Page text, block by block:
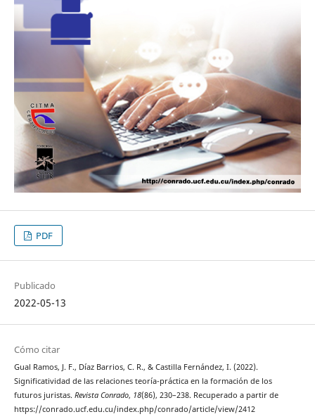
PDF
Publicado
2022-05-13
Cómo citar
Gual Ramos, J. F., Díaz Barrios, C. R., & Castilla Fernández, I. (2022).
Significatividad de las relaciones teoría-práctica en la formación de los
futuros juristas. Revista Conrado, 18(86), 230–238. Recuperado a partir de
https://conrado.ucf.edu.cu/index.php/conrado/article/view/2412